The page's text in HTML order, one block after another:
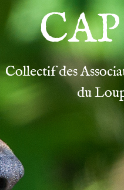
Collectif des
du